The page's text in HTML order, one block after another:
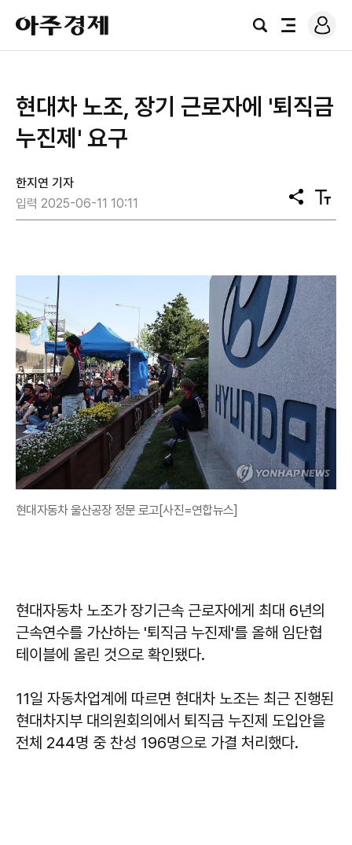
아
주
경
검
전
로
그
현대차 노조, 장기 근로자에 '퇴직금
누진제' 요구
한지연 기자
입력 2025-06-11 10:11
공
유
텍
스
현대자동차 울산공장 정문 로고[사진=연합뉴스]
현대자동차 노조가 장기근속 근로자에게 최대 6년의
근속연수를 가산하는 '퇴직금 누진제'를 올해 임단협
테이블에 올린 것으로 확인됐다.
11일 자동차업계에 따르면 현대차 노조는 최근 진행된
현대차지부 대의원회의에서 퇴직금 누진제 도입안을
전체 244명 중 찬성 196명으로 가결 처리했다.